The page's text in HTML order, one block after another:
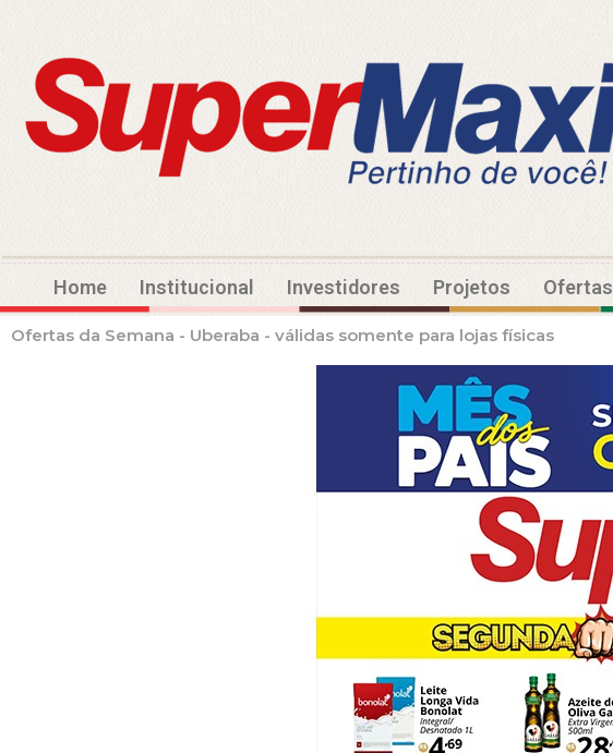
Home Institucional Investidores Projetos Ofertas
Ofertas da Semana - Uberaba - válidas somente para lojas físicas